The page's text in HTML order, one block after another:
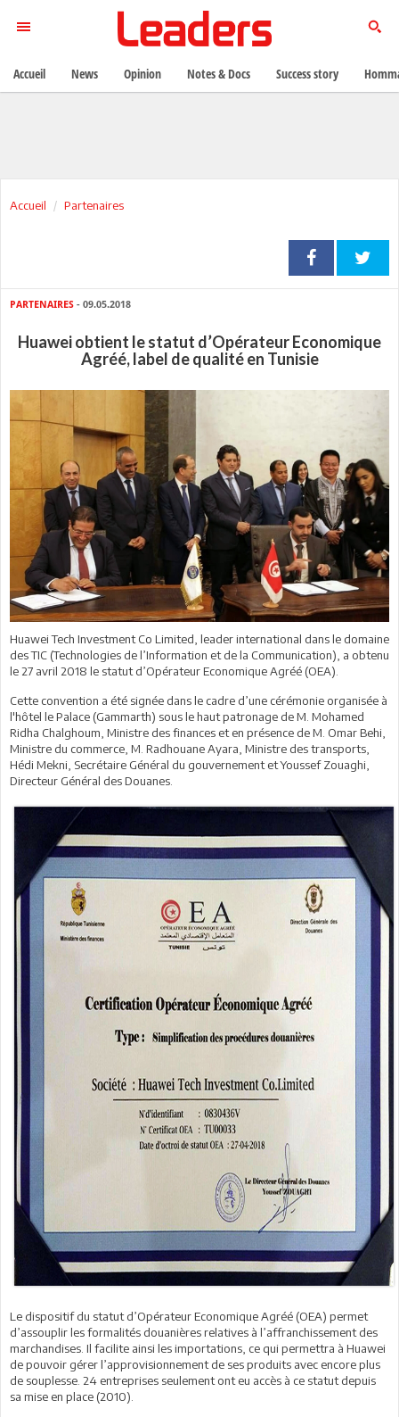
Accueil Partenaires
PARTENAIRES - 09.05.2018
Huawei obtient le statut d’Opérateur Economique
Agréé, label de qualité en Tunisie
Huawei Tech Investment Co Limited, leader international dans le domaine
des TIC (Technologies de l’Information et de la Communication), a obtenu
le 27 avril 2018 le statut d’Opérateur Economique Agréé (OEA).
Cette convention a été signée dans le cadre d’une cérémonie organisée à
l'hôtel le Palace (Gammarth) sous le haut patronage de M. Mohamed
Ridha Chalghoum, Ministre des finances et en présence de M. Omar Behi,
Ministre du commerce, M. Radhouane Ayara, Ministre des transports,
Hédi Mekni, Secrétaire Général du gouvernement et Youssef Zouaghi,
Directeur Général des Douanes.
Le dispositif du statut d’Opérateur Economique Agréé (OEA) permet
d’assouplir les formalités douanières relatives à l’affranchissement des
marchandises. Il facilite ainsi les importations, ce qui permettra à Huawei
de pouvoir gérer l’approvisionnement de ses produits avec encore plus
de souplesse. 24 entreprises seulement ont eu accès à ce statut depuis
sa mise en place (2010).
Accueil News Opinion Notes & Docs Success story